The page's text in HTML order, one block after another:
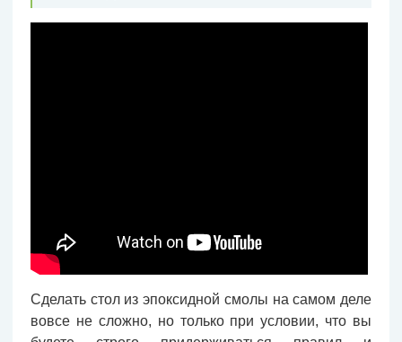
Сделать стол из эпоксидной смолы на самом деле
вовсе не сложно, но только при условии, что вы